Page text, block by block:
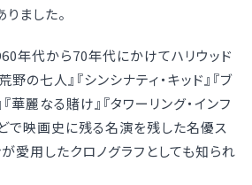
ました。
年代から70年代にかけてハリウッド
野の七人』『シンシナティ・キッド』『ブ
『華麗なる賭け』『タワーリング・インフ
どで映画史に残る名演を残した名優ス
が愛用したクロノグラフとしても知られ